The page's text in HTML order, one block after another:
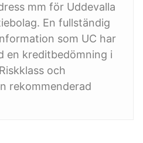
mm för Uddevalla
En fullständig
som UC har
en kreditbedömning i
och
rekommenderad